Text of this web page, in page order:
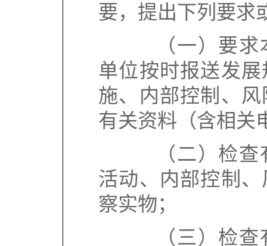
要，提出下列要求
（一）要求
单位按时报送发
施、内部控制、
有关资料（含相关
（二）检查
活动、内部控制
察实物；
（三）检查